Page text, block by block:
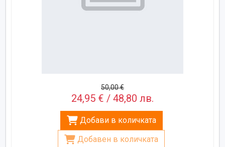
50,00 €
24,95 € / 48,80 лв.
Добави в количката
Добавен в количката